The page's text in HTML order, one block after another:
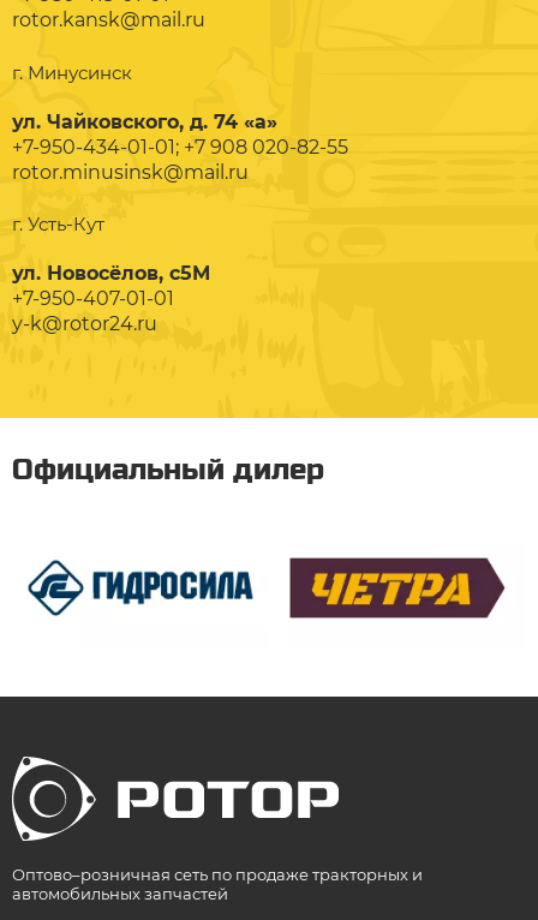
rotor.kansk@mail.ru
г. Минусинск
ул. Чайковского, д. 74 «а»
+7-950-434-01-01; +7 908 020-82-55
rotor.minusinsk@mail.ru
г. Усть-Кут
ул. Новосёлов, с5М
+7-950-407-01-01
y-k@rotor24.ru
Официальный дилер
Оптово–розничная сеть по продаже тракторных и
автомобильных запчастей